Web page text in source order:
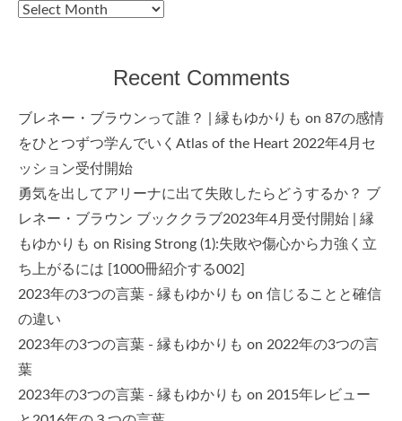
Archives
Recent Comments
ブレネー・ブラウンって誰？ | 縁もゆかりも on 87の感情
をひとつずつ学んでいくAtlas of the Heart 2022年4月セ
ッション受付開始
勇気を出してアリーナに出て失敗したらどうするか？ ブ
レネー・ブラウン ブッククラブ2023年4月受付開始 | 縁
もゆかりも on Rising Strong (1):失敗や傷心から力強く立
ち上がるには [1000冊紹介する002]
2023年の3つの言葉 - 縁もゆかりも on 信じることと確信
の違い
2023年の3つの言葉 - 縁もゆかりも on 2022年の3つの言
葉
2023年の3つの言葉 - 縁もゆかりも on 2015年レビュー